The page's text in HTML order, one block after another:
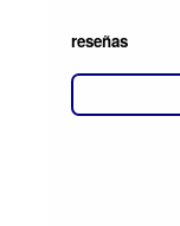
reseñas